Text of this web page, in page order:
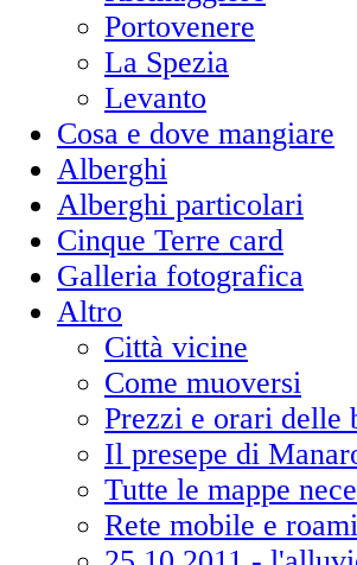
Portovenere
La Spezia
Levanto
Cosa e dove mangiare
Alberghi
Alberghi particolari
Cinque Terre card
Galleria fotografica
Altro
Città vicine
Come muoversi
Prezzi e orari delle
Il presepe di
Tutte le mappe
Rete mobile e